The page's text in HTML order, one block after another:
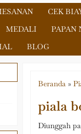
CEK
MEDALI PAPAN
BLOG
Beranda »
piala
Diunggah